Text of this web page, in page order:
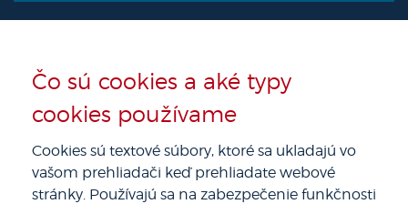
Čo sú cookies a aké typy
cookies používame
Cookies sú textové súbory, ktoré sa ukladajú vo
vašom prehliadači keď prehliadate webové
stránky. Používajú sa na zabezpečenie funkčnosti